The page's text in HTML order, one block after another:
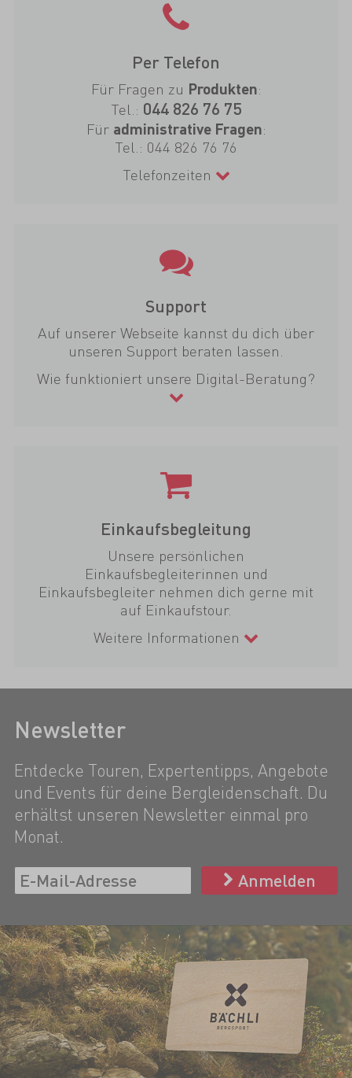
Per Telefon
Für Fragen zu Produkten:
Tel.: 044 826 76 75
Für administrative Fragen:
Tel.: 044 826 76 76
Telefonzeiten
Support
Auf unserer Webseite kannst du dich über
unseren Support beraten lassen.
Wie funktioniert unsere Digital-Beratung?
Einkaufsbegleitung
Unsere persönlichen
Einkaufsbegleiterinnen und
Einkaufsbegleiter nehmen dich gerne mit
auf Einkaufstour.
Weitere Informationen
Newsletter
Entdecke Touren, Expertentipps, Angebote
und Events für deine Bergleidenschaft. Du
erhältst unseren Newsletter einmal pro
Monat.
Anmelden